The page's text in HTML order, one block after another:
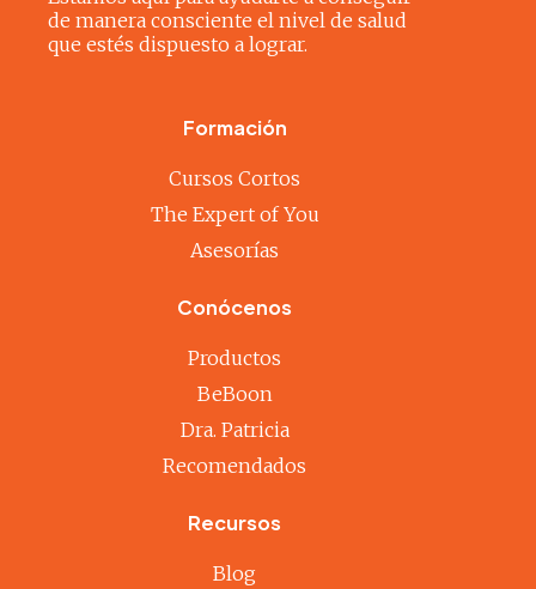
de manera consciente el nivel de salud
que estés dispuesto a lograr.
Formación
Cursos Cortos
The Expert of You
Asesorías
Conócenos
Productos
BeBoon
Dra. Patricia
Recomendados
Recursos
Blog